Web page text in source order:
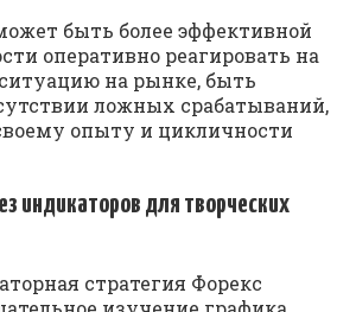
быть более эффективной
оперативно реагировать на
на рынке, быть
ложных срабатываний,
опыту и цикличности
индикаторов для творческих
стратегия Форекс